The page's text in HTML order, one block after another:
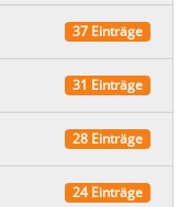
37 Einträge
31 Einträge
28 Einträge
24 Einträge